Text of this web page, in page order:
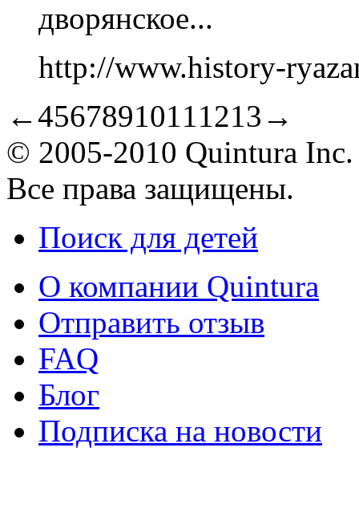
дворянское...
http://www.history-
←45678910111213 →
© 2005-2010 Quintura Inc.
Все права защищены.
Поиск для детей
О компании Quintura
Отправить отзыв
FAQ
Блог
Подписка на новости